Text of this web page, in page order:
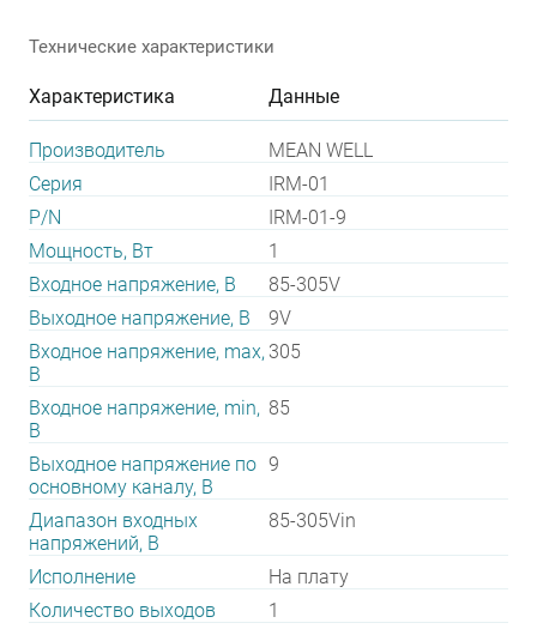
Технические характеристики
Характеристика Данные
Производитель
MEAN WELL
Серия
IRM-01
P/N
IRM-01-9
Мощность, Вт
1
Входное напряжение, В
85-305V
Выходное напряжение, В
9V
Входное напряжение, max,
В
305
Входное напряжение, min,
В
85
Выходное напряжение по
основному каналу, В
9
Диапазон входных
напряжений, В
85-305Vin
Исполнение
На плату
Количество выходов
1